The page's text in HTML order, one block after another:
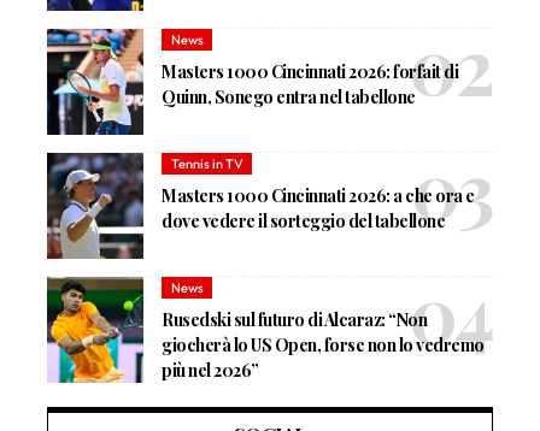
News
Masters 1000 Cincinnati 2026: forfait di
Quinn, Sonego entra nel tabellone
Tennis in TV
Masters 1000 Cincinnati 2026: a che ora e
dove vedere il sorteggio del tabellone
News
Rusedski sul futuro di Alcaraz: “Non
giocherà lo US Open, forse non lo vedremo
più nel 2026”